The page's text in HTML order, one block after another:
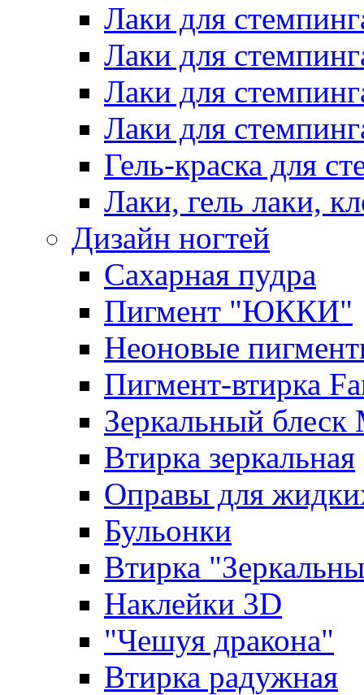
Лаки для
Лаки для
Лаки для
Лаки для
Гель-краска для
Лаки, гель лаки,
Дизайн ногтей
Сахарная пудра
Пигмент "ЮККИ"
Неоновые
Пигмент-втирка
Зеркальный блеск
Втирка зеркальная
Оправы для
Бульонки
Втирка
Наклейки 3D
"Чешуя дракона"
Втирка радужная